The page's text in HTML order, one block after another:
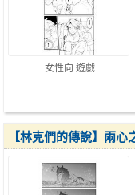
女性向 遊戲
【林克們的傳說】兩心